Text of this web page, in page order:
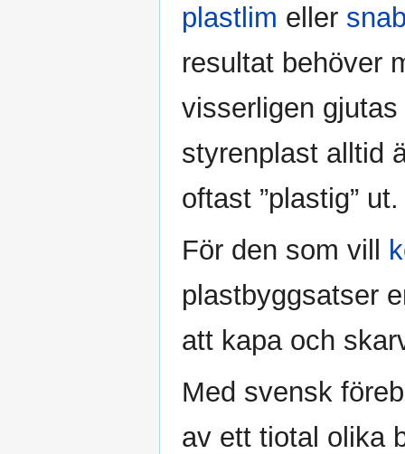
plastlim eller
resultat behöver
visserligen
styrenplast alltid
oftast ”plastig”
För den som vill
plastbyggsatser
att kapa och
Med svensk
av ett tiotal olika